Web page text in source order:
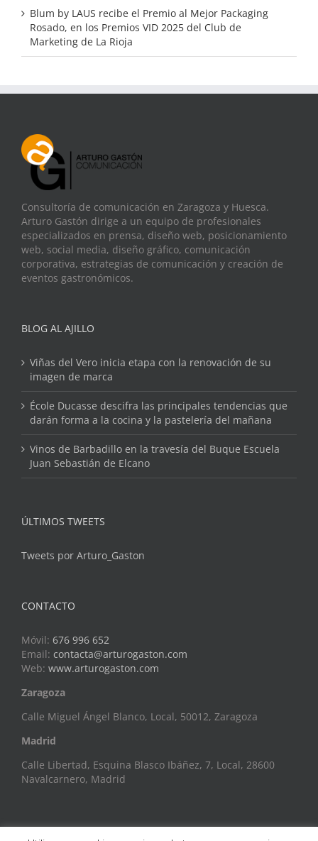
Blum by LAUS recibe el Premio al Mejor Packaging
Rosado, en los Premios VID 2025 del Club de
Marketing de La Rioja
Consultoría de comunicación en Zaragoza y Huesca.
Arturo Gastón dirige a un equipo de profesionales
especializados en prensa, diseño web, posicionamiento
web, social media, diseño gráfico, comunicación
corporativa, estrategias de comunicación y creación de
eventos gastronómicos.
BLOG AL AJILLO
Viñas del Vero inicia etapa con la renovación de su
imagen de marca
École Ducasse descifra las principales tendencias que
darán forma a la cocina y la pastelería del mañana
Vinos de Barbadillo en la travesía del Buque Escuela
Juan Sebastián de Elcano
ÚLTIMOS TWEETS
Tweets por Arturo_Gaston
CONTACTO
Móvil: 676 996 652
Email: contacta@arturogaston.com
Web: www.arturogaston.com
Zaragoza
Calle Miguel Ángel Blanco, Local, 50012, Zaragoza
Madrid
Calle Libertad, Esquina Blasco Ibáñez, 7, Local, 28600
Navalcarnero, Madrid